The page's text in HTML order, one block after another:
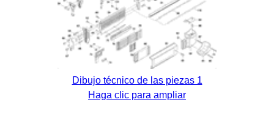
Dibujo técnico de las piezas 1
Haga clic para ampliar